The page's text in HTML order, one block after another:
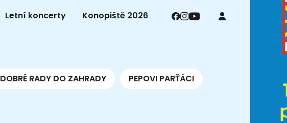
Letní koncerty Konopiště 2026
DOBRÉ RADY DO ZAHRADY PEPOVI PARŤÁCI